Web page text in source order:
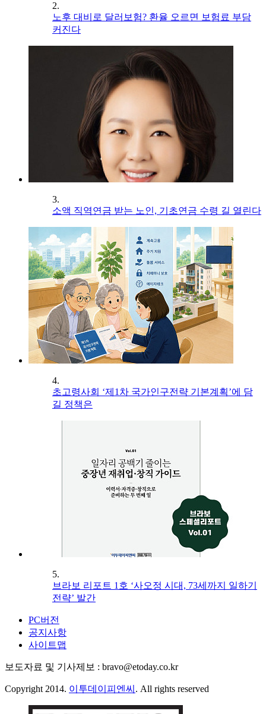
2.
노후 대비로 달러보험? 환율 오르면 보험료 부담
커진다
3.
소액 직역연금 받는 노인, 기초연금 수령 길 열린다
4.
초고령사회 ‘제1차 국가인구전략 기본계획’에 담
길 정책은
5.
브라보 리포트 1호 ‘사오정 시대, 73세까지 일하기
전략’ 발간
PC버전
공지사항
사이트맵
보도자료 및 기사제보 : bravo@etoday.co.kr
Copyright 2014. 이투데이피엔씨 . All rights reserved